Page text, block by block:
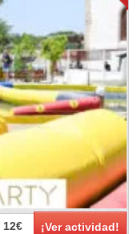
¡Ver actividad!
12€